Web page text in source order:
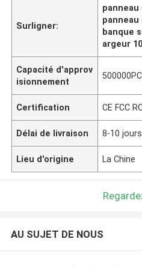
Surligner:
panneau
panneau
banque
argeur
Capacité d'approv
isionnement
Certification CE FCC
Délai de livraison 8-10
Lieu d'origine La Chine
AU SUJET DE NOUS